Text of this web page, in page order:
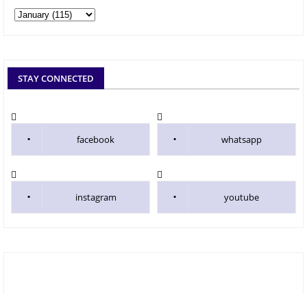
STAY CONNECTED
facebook whatsapp
instagram youtube